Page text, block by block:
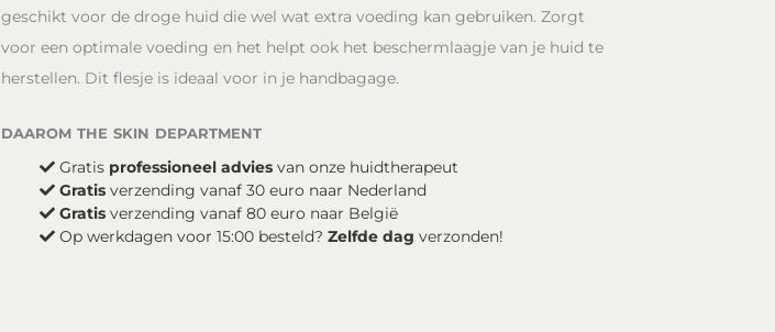
aantal
geschikt voor de droge huid die wel wat extra voeding kan gebruiken. Zorgt
voor een optimale voeding en het helpt ook het beschermlaagje van je huid te
herstellen. Dit flesje is ideaal voor in je handbagage.
daarom the skin department
Gratis professioneel advies van onze huidtherapeut
Gratis verzending vanaf 30 euro naar Nederland
Gratis verzending vanaf 80 euro naar België
Op werkdagen voor 15:00 besteld? Zelfde dag verzonden!